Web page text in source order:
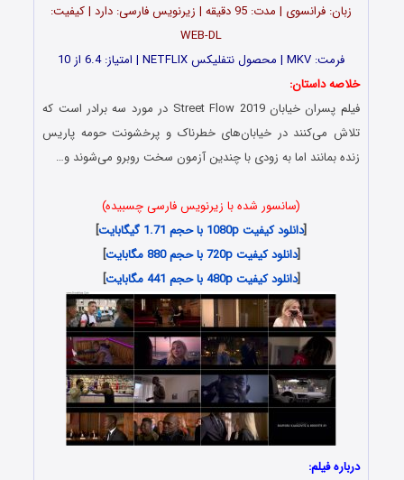
زبان‌: فرانسوی | مدت‌‌‌: 95 دقیقه | زیرنویس فارسی: دارد | کیفیت:
WEB-DL
فرمت: MKV | محصول نتفلیکس NETFLIX | امتیاز: 6.4 از 10
خلاصه داستان:
فیلم پسران خیابان
Street Flow 2019 در مورد سه برادر است که
تلاش می‌کنند در خیابان‌های خطرناک و پرخشونت حومه پاریس
زنده بمانند اما به زودی با چندین آزمون سخت روبرو می‌شوند و…
(سانسور شده با زیرنویس فارسی چسبیده)
[دانلود کیفیت 1080p با حجم 1.71 گیگابایت
]
[دانلود کیفیت 720p با حجم 880 مگابایت
]
[دانلود کیفیت 480p با حجم 441 مگابایت ]
درباره فیلم: